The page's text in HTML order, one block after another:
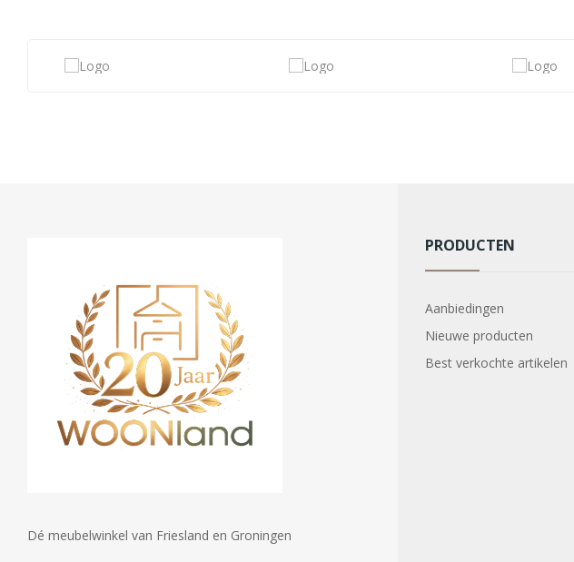
Dé meubelwinkel van Friesland en Groningen
PRODUCTEN
Aanbiedingen
Nieuwe producten
Best verkochte artikelen